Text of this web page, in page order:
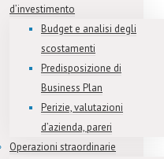
d’investimento
Budget e analisi degli
scostamenti
Predisposizione di
Business Plan
Perizie, valutazioni
d’azienda, pareri
Operazioni straordinarie